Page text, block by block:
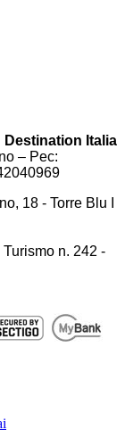
Destination Italia
– Pec:
18 - Torre Blu I
n. 242 -